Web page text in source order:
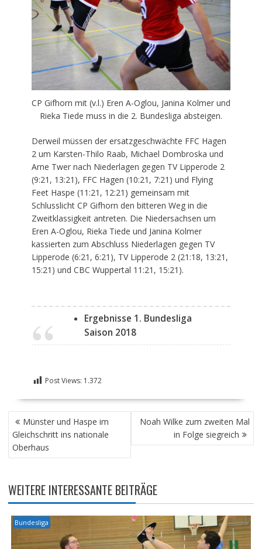
CP Gifhorn mit (v.l.) Eren A-Oglou, Janina Kolmer und
Rieka Tiede muss in die 2. Bundesliga absteigen.
Derweil müssen der ersatzgeschwächte FFC Hagen
2 um Karsten-Thilo Raab, Michael Dombroska und
Arne Twer nach Niederlagen gegen TV Lipperode 2
(9:21, 13:21), FFC Hagen (10:21, 7:21) und Flying
Feet Haspe (11:21, 12:21) gemeinsam mit
Schlusslicht CP Gifhorn den bitteren Weg in die
Zweitklassigkeit antreten. Die Niedersachsen um
Eren A-Oglou, Rieka Tiede und Janina Kolmer
kassierten zum Abschluss Niederlagen gegen TV
Lipperode (6:21, 6:21), TV Lipperode 2 (21:18, 13:21,
15:21) und CBC Wuppertal 11:21, 15:21).
Ergebnisse 1. Bundesliga
Saison 2018
Post Views: 1.372
BEITRAGSNAVIGATION
Münster und Haspe im
Gleichschritt ins nationale
Oberhaus
Noah Wilke zum zweiten Mal
in Folge siegreich
WEITERE INTERESSANTE BEITRÄGE
Bundesliga